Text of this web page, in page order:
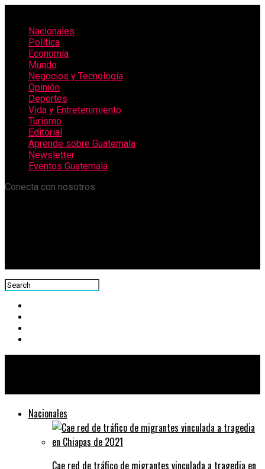
Nacionales
Política
Economía
Mundo
Negocios y Tecnología
Opinión
Deportes
Vida y Entretenimiento
Turismo
Editorial
Aprende sobre Guatemala
Newsletter
Eventos Guatemala
Conecta con nosotros
Nacionales
Cae red de tráfico de migrantes vinculada a tragedia en